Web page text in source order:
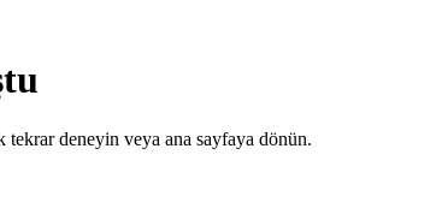
deneyin veya ana sayfaya dönün.